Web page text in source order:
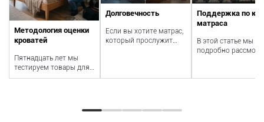
Методология оценки
кроватей
Пятнадцать лет мы
тестируем товары для
сна — кровати, матрасы,
Долговечность
Если вы хотите матрас,
который прослужит
Поддержка по
матраса
В этой статье мы
подробно
объясним роль